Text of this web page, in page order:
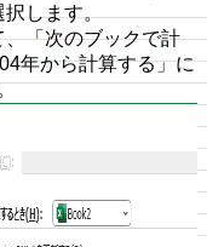
択します。
「次のブックで計
年から計算する」に